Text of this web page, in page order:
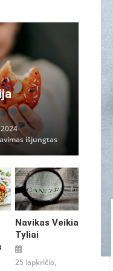
išjungtasįraše
ir
reguliavimas
–
misija
įmanoma!
Navikas Veikia
Tyliai
25 lapkričio,